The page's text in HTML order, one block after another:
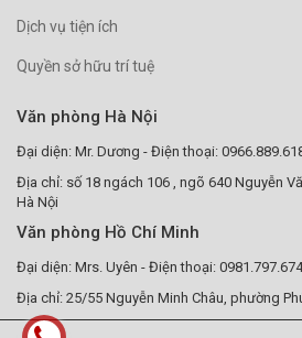
Dịch vụ tiện ích
Quyền sở hữu trí tuệ
Văn phòng Hà Nội
Đại diện: Mr. Dương - Điện thoại:
Địa chỉ: số 18 ngách 106 , ngõ 640 Nguyễn
Hà Nội
Văn phòng Hồ Chí Minh
Đại diện: Mrs. Uyên - Điện thoại: 0981.797.674
Địa chỉ: 25/55 Nguyễn Minh Châu, phường